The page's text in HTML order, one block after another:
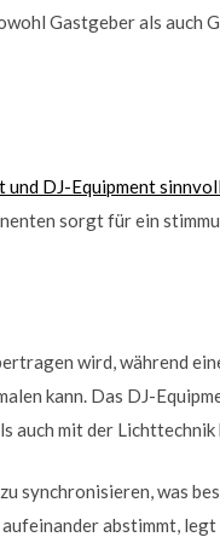
Gastgeber als auch
und DJ-Equipment
sorgt für ein
wird, während
kann. Das DJ-
auch mit der
synchronisieren, was
abstimmt, legt